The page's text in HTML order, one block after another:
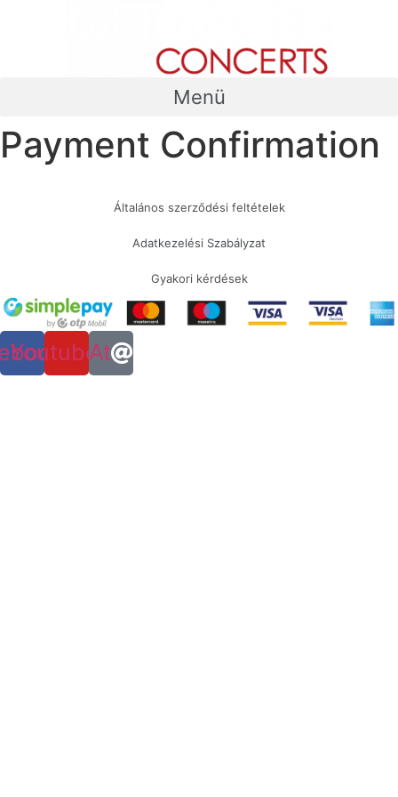
Menü
Payment Confirmation
Általános szerződési feltételek
Adatkezelési Szabályzat
Gyakori kérdések
YoutubeAt